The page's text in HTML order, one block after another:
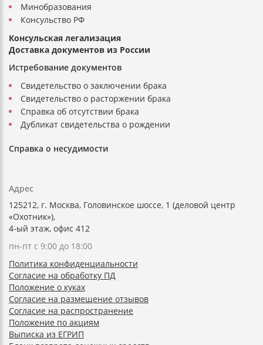
Минобразования
Консульство РФ
Консульская легализация
Доставка документов из России
Истребование документов
Свидетельство о заключении брака
Свидетельство о расторжении брака
Справка об отсутствии брака
Дубликат свидетельства о рождении
Справка о несудимости
Адрес
125212, г. Москва, Головинское шоссе, 1 (деловой центр
«Охотник»),
4-ый этаж, офис 412
пн-пт с 9:00 до 18:00
Политика конфиденциальности
Согласие на обработку ПД
Положение о куках
Согласие на размещение отзывов
Согласие на распространение
Положение по акциям
Выписка из ЕГРИП